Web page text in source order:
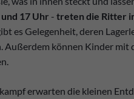
17 Uhr - treten die Ritter
es Gelegenheit, deren
Außerdem können Kinder mit
erwarten die kleinen